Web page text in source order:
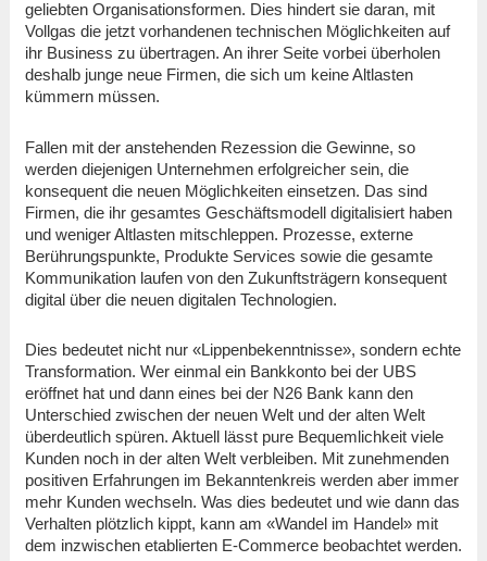
geliebten Organisationsformen. Dies hindert sie daran, mit
Vollgas die jetzt vorhandenen technischen Möglichkeiten auf
ihr Business zu übertragen. An ihrer Seite vorbei überholen
deshalb junge neue Firmen, die sich um keine Altlasten
kümmern müssen.
Fallen mit der anstehenden Rezession die Gewinne, so
werden diejenigen Unternehmen erfolgreicher sein, die
konsequent die neuen Möglichkeiten einsetzen. Das sind
Firmen, die ihr gesamtes Geschäftsmodell digitalisiert haben
und weniger Altlasten mitschleppen. Prozesse, externe
Berührungspunkte, Produkte Services sowie die gesamte
Kommunikation laufen von den Zukunftsträgern konsequent
digital über die neuen digitalen Technologien.
Dies bedeutet nicht nur «Lippenbekenntnisse», sondern echte
Transformation. Wer einmal ein Bankkonto bei der UBS
eröffnet hat und dann eines bei der N26 Bank kann den
Unterschied zwischen der neuen Welt und der alten Welt
überdeutlich spüren. Aktuell lässt pure Bequemlichkeit viele
Kunden noch in der alten Welt verbleiben. Mit zunehmenden
positiven Erfahrungen im Bekanntenkreis werden aber immer
mehr Kunden wechseln. Was dies bedeutet und wie dann das
Verhalten plötzlich kippt, kann am «Wandel im Handel» mit
dem inzwischen etablierten E-Commerce beobachtet werden.